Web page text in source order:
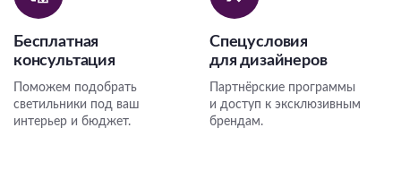
Бесплатная
консультация
Поможем подобрать
светильники под ваш
интерьер и бюджет.
Спецусловия
для дизайнеров
Партнёрские программы
и доступ к эксклюзивным
брендам.